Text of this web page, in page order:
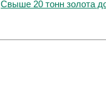
Свыше 20 тонн золота